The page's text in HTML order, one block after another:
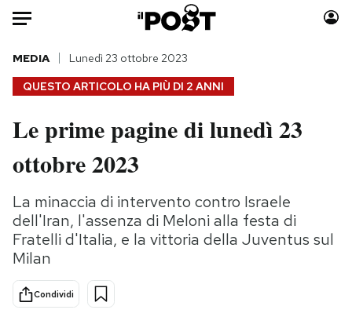
Auto
HOME
Italia
Politica
Tecnologia
Internet
Scienza
Cultura
Economia
Moda
Storie/Idee
Ok Boomer!
Media
QUESTO ARTICOLO HA PIÙ DI 2 ANNI
MEDIA Lunedì 23 ottobre 2023
Le prime pagine di lunedì 23
ottobre 2023
La minaccia di intervento contro Israele
dell'Iran, l'assenza di Meloni alla festa di
Fratelli d'Italia, e la vittoria della Juventus sul
Milan
Condividi